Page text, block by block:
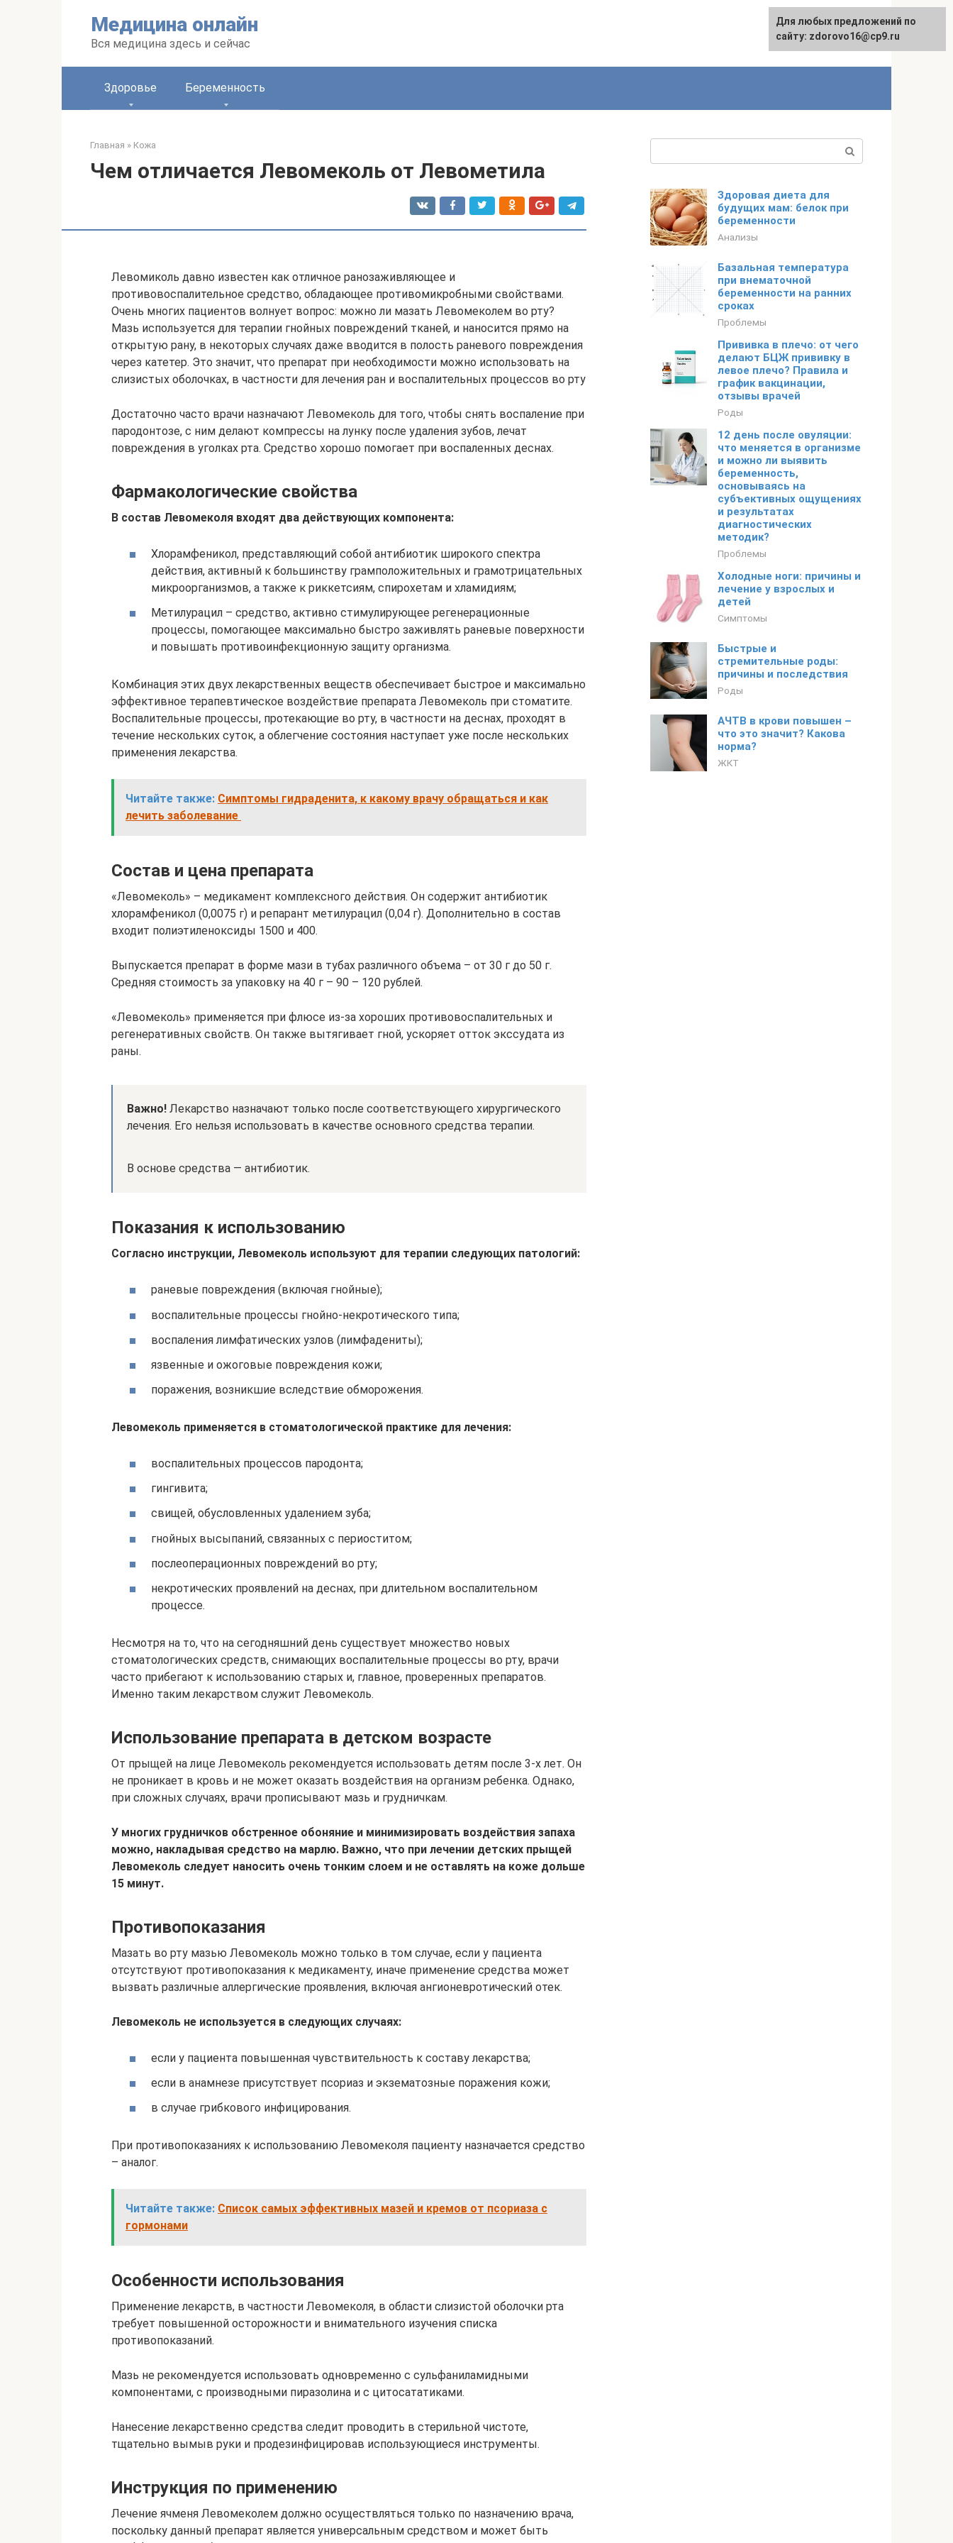
Медицина онлайн
Вся медицина здесь и сейчас
English
Здоровье Беременность
Главная » Кожа
Чем отличается Левомеколь от Левометила
Левомиколь давно известен как отличное ранозаживляющее и
противовоспалительное средство, обладающее противомикробными свойствами.
Очень многих пациентов волнует вопрос: можно ли мазать Левомеколем во рту?
Мазь используется для терапии гнойных повреждений тканей, и наносится прямо на
открытую рану, в некоторых случаях даже вводится в полость раневого повреждения
через катетер. Это значит, что препарат при необходимости можно использовать на
слизистых оболочках, в частности для лечения ран и воспалительных процессов во рту
Достаточно часто врачи назначают Левомеколь для того, чтобы снять воспаление при
пародонтозе, с ним делают компрессы на лунку после удаления зубов, лечат
повреждения в уголках рта. Средство хорошо помогает при воспаленных деснах.
Фармакологические свойства
В состав Левомеколя входят два действующих компонента:
Хлорамфеникол, представляющий собой антибиотик широкого спектра
действия, активный к большинству грамположительных и грамотрицательных
микроорганизмов, а также к риккетсиям, спирохетам и хламидиям;
Метилурацил – средство, активно стимулирующее регенерационные
процессы, помогающее максимально быстро заживлять раневые поверхности
и повышать противоинфекционную защиту организма.
Комбинация этих двух лекарственных веществ обеспечивает быстрое и максимально
эффективное терапевтическое воздействие препарата Левомеколь при стоматите.
Воспалительные процессы, протекающие во рту, в частности на деснах, проходят в
течение нескольких суток, а облегчение состояния наступает уже после нескольких
применения лекарства.
Читайте также: Симптомы гидраденита, к какому врачу обращаться и как
лечить заболевание
Состав и цена препарата
«Левомеколь» – медикамент комплексного действия. Он содержит антибиотик
хлорамфеникол (0,0075 г) и репарант метилурацил (0,04 г). Дополнительно в состав
входит полиэтиленоксиды 1500 и 400.
Выпускается препарат в форме мази в тубах различного объема – от 30 г до 50 г.
Средняя стоимость за упаковку на 40 г – 90 – 120 рублей.
«Левомеколь» применяется при флюсе из-за хороших противовоспалительных и
регенеративных свойств. Он также вытягивает гной, ускоряет отток экссудата из
раны.
Важно! Лекарство назначают только после соответствующего хирургического
лечения. Его нельзя использовать в качестве основного средства терапии.
В основе средства — антибиотик.
Показания к использованию
Согласно инструкции, Левомеколь используют для терапии следующих патологий:
раневые повреждения (включая гнойные);
воспалительные процессы гнойно-некротического типа;
воспаления лимфатических узлов (лимфадениты);
язвенные и ожоговые повреждения кожи;
поражения, возникшие вследствие обморожения.
Левомеколь применяется в стоматологической практике для лечения:
воспалительных процессов пародонта;
гингивита;
свищей, обусловленных удалением зуба;
гнойных высыпаний, связанных с периоститом;
послеоперационных повреждений во рту;
некротических проявлений на деснах, при длительном воспалительном
процессе.
Несмотря на то, что на сегодняшний день существует множество новых
стоматологических средств, снимающих воспалительные процессы во рту, врачи
часто прибегают к использованию старых и, главное, проверенных препаратов.
Именно таким лекарством служит Левомеколь.
Использование препарата в детском возрасте
От прыщей на лице Левомеколь рекомендуется использовать детям после 3-х лет. Он
не проникает в кровь и не может оказать воздействия на организм ребенка. Однако,
при сложных случаях, врачи прописывают мазь и грудничкам.
У многих грудничков обстренное обоняние и минимизировать воздействия запаха
можно, накладывая средство на марлю. Важно, что при лечении детских прыщей
Левомеколь следует наносить очень тонким слоем и не оставлять на коже дольше
15 минут.
Противопоказания
Мазать во рту мазью Левомеколь можно только в том случае, если у пациента
отсутствуют противопоказания к медикаменту, иначе применение средства может
вызвать различные аллергические проявления, включая ангионевротический отек.
Левомеколь не используется в следующих случаях:
если у пациента повышенная чувствительность к составу лекарства;
если в анамнезе присутствует псориаз и экзематозные поражения кожи;
в случае грибкового инфицирования.
При противопоказаниях к использованию Левомеколя пациенту назначается средство
– аналог.
Читайте также: Список самых эффективных мазей и кремов от псориаза с
гормонами
Особенности использования
Применение лекарств, в частности Левомеколя, в области слизистой оболочки рта
требует повышенной осторожности и внимательного изучения списка
противопоказаний.
Мазь не рекомендуется использовать одновременно с сульфаниламидными
компонентами, с производными пиразолина и с цитосататиками.
Нанесение лекарственно средства следит проводить в стерильной чистоте,
тщательно вымыв руки и продезинфицировав использующиеся инструменты.
Инструкция по применению
Лечение ячменя Левомеколем должно осуществляться только по назначению врача,
поскольку данный препарат является универсальным средством и может быть
Здоровая диета для
будущих мам: белок при
беременности
Анализы
Базальная температура
при внематочной
беременности на ранних
сроках
Проблемы
Прививка в плечо: от чего
делают БЦЖ прививку в
левое плечо? Правила и
график вакцинации,
отзывы врачей
Роды
12 день после овуляции:
что меняется в организме
и можно ли выявить
беременность,
основываясь на
субъективных ощущениях
и результатах
диагностических
методик?
Проблемы
Холодные ноги: причины и
лечение у взрослых и
детей
Симптомы
Быстрые и
стремительные роды:
причины и последствия
Роды
АЧТВ в крови повышен –
что это значит? Какова
норма?
ЖКТ
Для любых предложений по
сайту: zdorovo16@cp9.ru